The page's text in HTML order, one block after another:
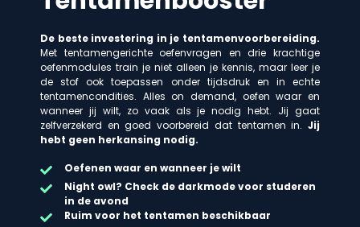
De beste investering in je tentamenvoorbereiding.
Met tentamengerichte oefenvragen en drie krachtige
oefenmodules train je niet alleen je kennis, maar leer je
de stof ook toepassen onder tijdsdruk en in echte
tentamencondities. Alles on demand, oefen waar en
wanneer jij wilt, zo vaak als je nodig hebt. Jij gaat
zelfverzekerd en goed voorbereid dat tentamen in. Jij
hebt geen herkansing nodig.
Oefenen waar en wanneer je wilt
Night owl? Check de darkmode voor studeren
in de avond
Ruim voor het tentamen beschikbaar